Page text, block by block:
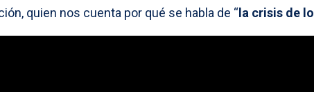
quien nos cuenta por qué se habla de “la crisis de